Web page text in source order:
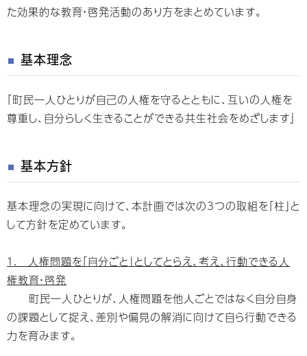
た効果的な教育・啓発活動のあり方をまとめています。
基本理念
「町民一人ひとりが自己の人権を守るとともに、互いの人権を
尊重し、自分らしく生きることができる共生社会をめざします」
基本方針
基本理念の実現に向けて、本計画では次の3つの取組を「柱」と
して方針を定めています。
１. 人権問題を「自分ごと」としてとらえ、考え、行動できる人
権教育・啓発
町民一人ひとりが、人権問題を他人ごとではなく自分自身
の課題として捉え、差別や偏見の解消に向けて自ら行動できる
力を育みます。